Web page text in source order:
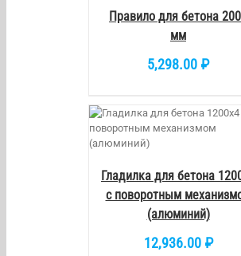
Правило для бетона
мм
5,298.00 ₽
Гладилка для бетона
с поворотным
(алюминий)
12,936.00 ₽